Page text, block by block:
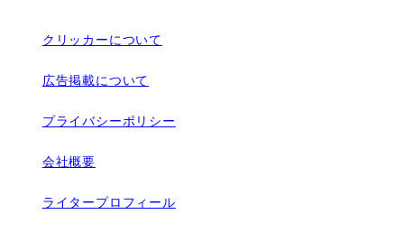
クリッカーについて
広告掲載について
プライバシーポリシー
会社概要
ライタープロフィール